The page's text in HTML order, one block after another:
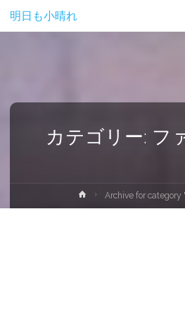
明日も小晴れ
カテゴリー: フ
ホ
ー
Archive for category